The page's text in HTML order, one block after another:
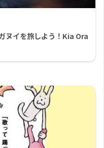
ヌイを旅しよう！Kia Ora